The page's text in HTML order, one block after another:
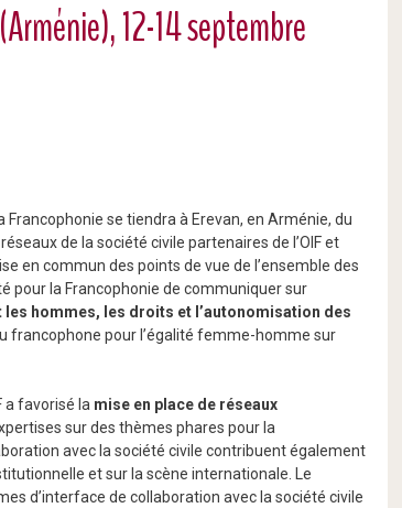
12-14 septembre
se tiendra à Erevan, en Arménie, du
de la société civile partenaires de l’OIF et
en commun des points de vue de l’ensemble des
pour la Francophonie de communiquer sur
les hommes, les droits et l’autonomisation des
francophone pour l’égalité femme-homme sur
a favorisé la mise en place de réseaux
sur des thèmes phares pour la
avec la société civile contribuent également
et sur la scène internationale. Le
d’interface de collaboration avec la société civile